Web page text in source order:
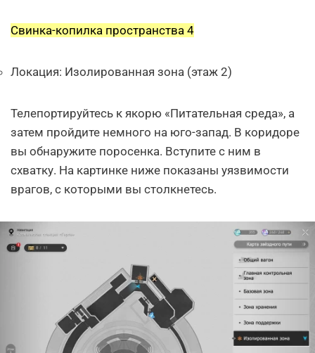
Свинка-копилка пространства 4
Локация: Изолированная зона (этаж 2)
Телепортируйтесь к якорю «Питательная среда», а
затем пройдите немного на юго-запад. В коридоре
вы обнаружите поросенка. Вступите с ним в
схватку. На картинке ниже показаны уязвимости
врагов, с которыми вы столкнетесь.